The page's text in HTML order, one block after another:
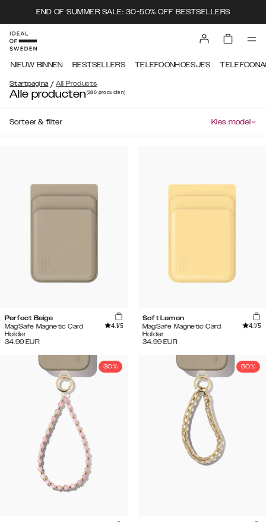
END OF SUMMER SALE: 30-50% OFF BESTSELLERS
NIEUW BINNEN BESTSELLERS TELEFOONHOESJES
Startpagina / All Products
Alle producten(280 producten)
Sorteer & filter Kies model
Perfect Beige
MagSafe Magnetic Card
Holder
4.1/5
34.99 EUR
Soft Lemon
MagSafe Magnetic Card
Holder
4.1/5
34.99 EUR
30% 50%